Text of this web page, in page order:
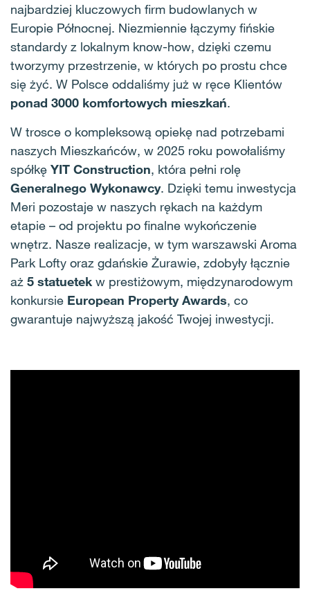
najbardziej kluczowych firm budowlanych w
Europie Północnej. Niezmiennie łączymy fińskie
standardy z lokalnym know-how, dzięki czemu
tworzymy przestrzenie, w których po prostu chce
się żyć. W Polsce oddaliśmy już w ręce Klientów
ponad 3000 komfortowych mieszkań.
W trosce o kompleksową opiekę nad potrzebami
naszych Mieszkańców, w 2025 roku powołaliśmy
spółkę YIT Construction, która pełni rolę
Generalnego Wykonawcy. Dzięki temu inwestycja
Meri pozostaje w naszych rękach na każdym
etapie – od projektu po finalne wykończenie
wnętrz. Nasze realizacje, w tym warszawski Aroma
Park Lofty oraz gdańskie Żurawie, zdobyły łącznie
aż 5 statuetek w prestiżowym, międzynarodowym
konkursie European Property Awards, co
gwarantuje najwyższą jakość Twojej inwestycji.